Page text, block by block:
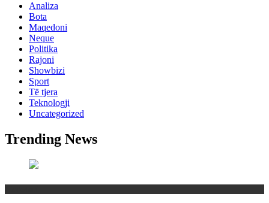
Analiza
Bota
Maqedoni
Neque
Politika
Rajoni
Showbizi
Sport
Të tjera
Teknologji
Uncategorized
Trending News